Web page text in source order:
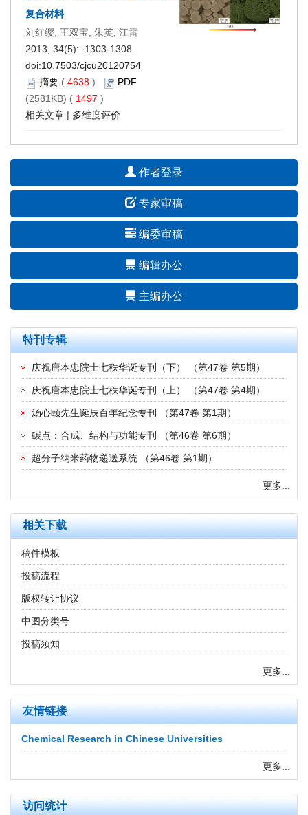
复合材料
刘红缨, 王双宝, 朱英, 江雷
2013, 34(5): 1303-1308.
doi:10.7503/cjcu20120754
摘要 ( 4638 )
PDF
(2581KB) ( 1497 )
相关文章 | 多维度评价
作者登录
专家审稿
编委审稿
编辑办公
主编办公
特刊专辑
庆祝唐本忠院士七秩华诞专刊（下） （第47卷 第5期）
庆祝唐本忠院士七秩华诞专刊（上） （第47卷 第4期）
汤心颐先生诞辰百年纪念专刊 （第47卷 第1期）
碳点：合成、结构与功能专刊 （第46卷 第6期）
超分子纳米药物递送系统 （第46卷 第1期）
更多...
相关下载
稿件模板
投稿流程
版权转让协议
中图分类号
投稿须知
更多...
友情链接
Chemical Research in Chinese Universities
更多...
访问统计